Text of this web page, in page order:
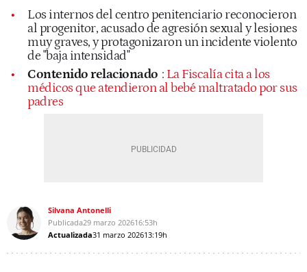
Los internos del centro penitenciario reconocieron
al progenitor, acusado de agresión sexual y lesiones
muy graves, y protagonizaron un incidente violento
de "baja intensidad"
Contenido relacionado : La Fiscalía cita a los
médicos que atendieron al bebé maltratado por sus
padres
Silvana Antonelli
Publicada29 marzo 202616:53h
Actualizada31 marzo 202613:19h